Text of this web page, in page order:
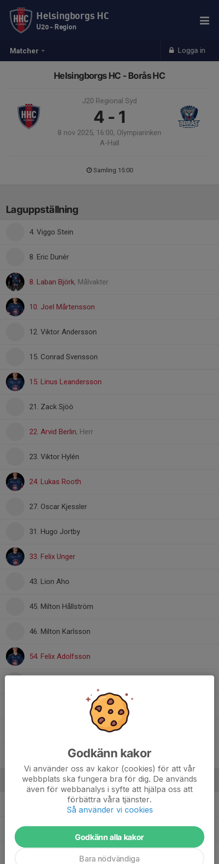
Matcher Logga in
Helsingborgs HC
U20 - Region
Helsingborgs HC - Borås HC
J20 Regional Syd
4 - 1
8 nov 2025, 16:00, Olympiarinken
A-Hall
Samling 15:00
Laguppställning
4. Viggo Stein
8. Eric Dunér
8. Laban Björk, Målvakter
10. Joel Mårtensson
12. Viktor Andersson
15. Conrad Svensson
15. Linus Leandersson
21. Zack Sjöö
22. Arvid Berlin, Herr
23. Viktor Hylén
24. Lukas Rooth
27. Oscar Kjessler
31. Hugo Jortby
33. Felix Unger
43. Lion Aho
45. Milton Hållström
46. Milton Karlsson
54. Felix Adolfsson
, Lägenheter
, Lägenheter
William Holmberg, Lägenheter
Ledare
Nicholai SteinLagledare
Oskar SpiresAssisterande Tränare
Tommy Östberg Materialare
Godkänn kakor
Vi använder oss av kakor (cookies) för att vår
webbplats ska fungera bra för dig. De används
även för webbanalys i syfte att hjälpa oss att
förbättra våra tjänster.
Så använder vi cookies
Godkänn alla kakor
Bara nödvändiga